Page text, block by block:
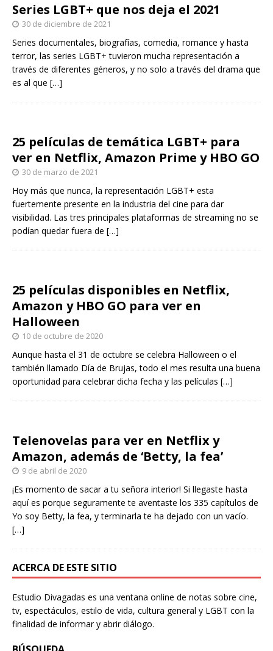
Series LGBT+ que nos deja el 2021
30 de diciembre de 2021
Series documentales, biografías, comedia, romance y hasta
terror, las series LGBT+ tuvieron mucha representación a
través de diferentes géneros, y no solo a través del drama que
es al que […]
25 películas de temática LGBT+ para
ver en Netflix, Amazon Prime y HBO GO
30 de marzo de 2021
Hoy más que nunca, la representación LGBT+ esta
fuertemente presente en la industria del cine para dar
visibilidad. Las tres principales plataformas de streaming no se
podían quedar fuera de […]
25 películas disponibles en Netflix,
Amazon y HBO GO para ver en
Halloween
10 de octubre de 2020
Aunque hasta el 31 de octubre se celebra Halloween o el
también llamado Día de Brujas, todo el mes resulta una buena
oportunidad para celebrar dicha fecha y las películas […]
Telenovelas para ver en Netflix y
Amazon, además de ‘Betty, la fea’
9 de abril de 2020
¡Es momento de sacar a tu señora interior! Si llegaste hasta
aquí es porque seguramente te aventaste los 335 capítulos de
Yo soy Betty, la fea, y terminarla te ha dejado con un vacío.
[…]
ACERCA DE ESTE SITIO
Estudio Divagadas es una ventana online de notas sobre cine,
tv, espectáculos, estilo de vida, cultura general y LGBT con la
finalidad de informar y abrir diálogo.